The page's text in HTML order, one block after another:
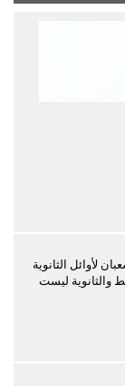
لأوائل الثانوية
والثانوية ليست